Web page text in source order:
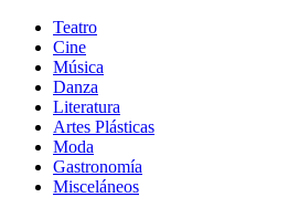
Teatro
Cine
Música
Danza
Literatura
Artes Plásticas
Moda
Gastronomía
Misceláneos